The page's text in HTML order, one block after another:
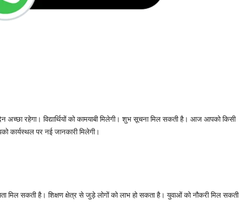
रहेगा। विद्यार्थियों को कामयाबी मिलेगी। शुभ सूचना मिल सकती है। आज आपको किसी
कार्यस्थल पर नई जानकारी मिलेगी।
मिल सकती है। शिक्षण क्षेत्र से जुड़े लोगों को लाभ हो सकता है। युवाओं को नौकरी मिल सकती